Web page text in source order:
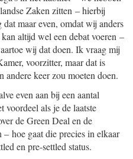
Zaken zitten – hierbij
maar even, omdat wij anders
altijd wel een debat voeren –
wij dat doen. Ik vraag mij
voorzitter, maar dat is
andere keer zou moeten doen.
even aan bij een aantal
voordeel als je de laatste
de Green Deal en de
hoe gaat die precies in elkaar
en pre-settled status.